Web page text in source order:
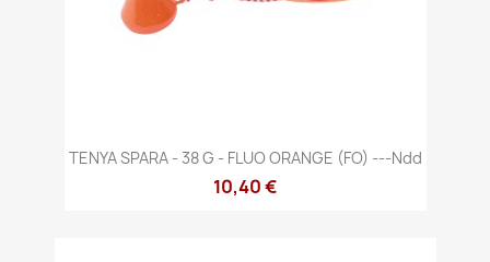
TENYA SPARA - 38 G - FLUO ORANGE (FO) ---ndd
10,40 €